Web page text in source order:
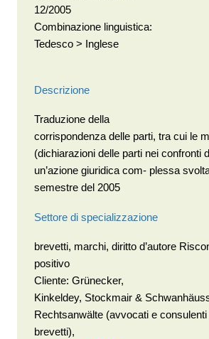
12/2005
Combinazione linguistica:
Tedesco > Inglese
Descrizione
Traduzione della
corrispondenza delle parti, tra cui le
(dichiarazioni delle parti nei confronti
un’azione giuridica com- plessa
semestre del 2005
Settore di specializzazione
brevetti, marchi, diritto d’autore
positivo
Cliente: Grünecker,
Kinkeldey, Stockmair &
Rechtsanwälte (avvocati e consulenti
brevetti),